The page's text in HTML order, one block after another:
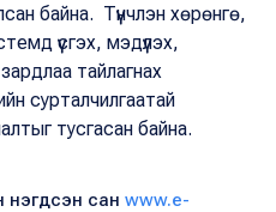
байна. Түүнчлэн хөрөнгө,
үүсгэх, мэдүүлэх,
тайлагнах
сурталчилгаатай
тусгасан байна.
нэгдсэн сан www.e-